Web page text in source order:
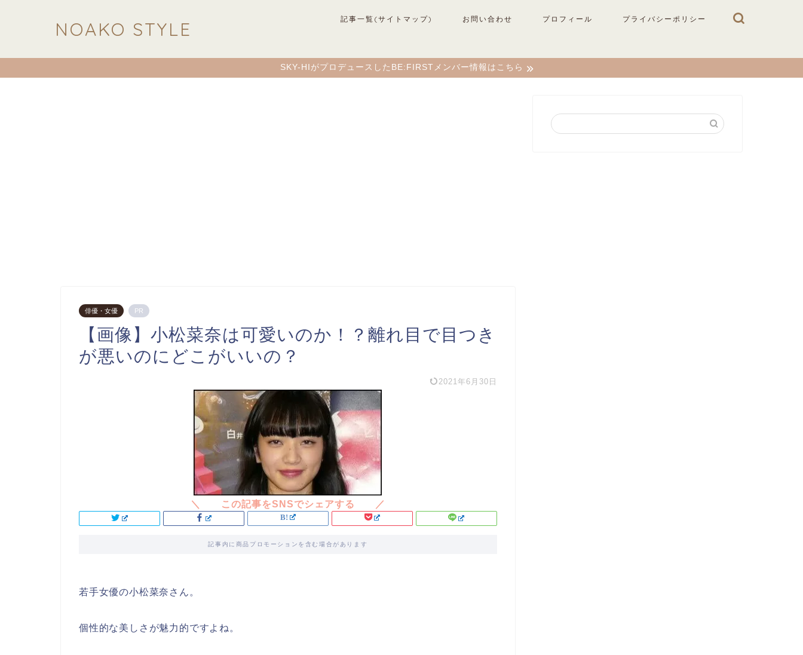
NOAKO STYLE 記事一覧(サイトマップ) お問い合わせ プロフィール プライバシーポリシー
SKY-HIがプロデュースしたBE:FIRSTメンバー情報はこちら
俳優・女優 PR
【画像】小松菜奈は可愛いのか！？離れ目で目つき
が悪いのにどこがいいの？
2021年6月30日
記事内に商品プロモーションを含む場合があります
若手女優の小松菜奈さん。
個性的な美しさが魅力的ですよね。